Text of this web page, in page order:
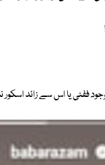
زائد اننگز کھیلنے کے باوجود ففٹی یا